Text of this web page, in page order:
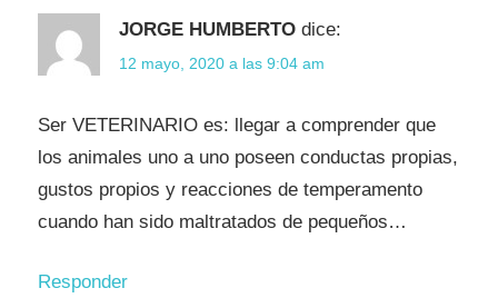
JORGE HUMBERTO dice:
12 mayo, 2020 a las 9:04 am
Ser VETERINARIO es: llegar a comprender que
los animales uno a uno poseen conductas propias,
gustos propios y reacciones de temperamento
cuando han sido maltratados de pequeños…
Responder